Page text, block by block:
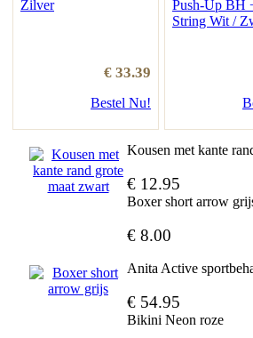
Zilver
€ 33.39
Bestel Nu!
Push-Up BH
String Wit /
Kousen met kante
€ 12.95
Boxer short arrow
€ 8.00
Anita Active
€ 54.95
Bikini Neon roze